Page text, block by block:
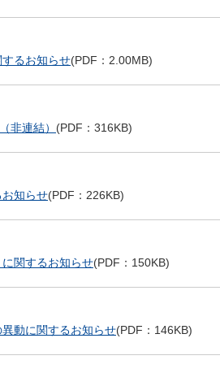
るお知らせ(PDF：2.00MB)
非連結） (PDF：316KB)
知らせ(PDF：226KB)
関するお知らせ(PDF：150KB)
動に関するお知らせ(PDF：146KB)